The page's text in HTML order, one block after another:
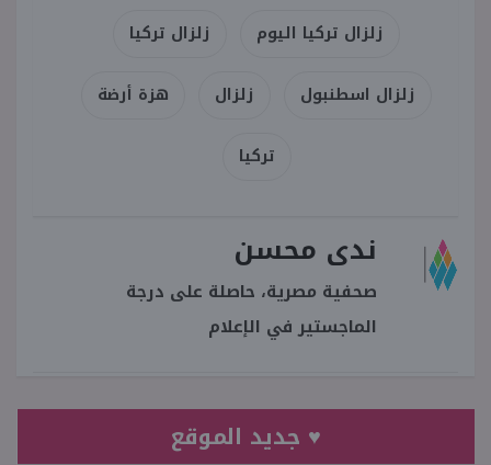
زلزال تركيا اليوم زلزال تركيا
زلزال اسطنبول زلزال هزة أرضة
تركيا
ندى محسن
صحفية مصرية، حاصلة على درجة
الماجستير في الإعلام
♥ جديد الموقع